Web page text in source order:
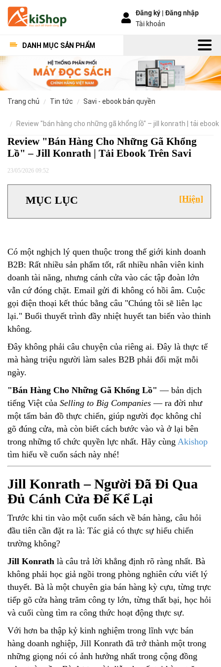
Đăng ký |Đăng nhập
Tài khoản
DANH MỤC SẢN PHẨM
trang chủ tin tức savi - ebook bản quyền
review "bán hàng cho những gã khổng lồ" – jill konrath | tải
Review "Bán Hàng Cho Những Gã Khổng
Lồ" – Jill Konrath | Tải Ebook Trên Savi
23/05/2026 09:52
[Hiện]
MỤC LỤC
Có một nghịch lý quen thuộc trong thế giới kinh doanh
B2B: Rất nhiều sản phẩm tốt, rất nhiều nhân viên kinh
doanh tài năng, nhưng cánh cửa vào các tập đoàn lớn
vẫn cứ đóng chặt. Email gửi đi không có hồi âm. Cuộc
gọi điện thoại kết thúc bằng câu "Chúng tôi sẽ liên lạc
lại." Buổi thuyết trình đầy nhiệt huyết tan biến vào thinh
không.
Đây không phải câu chuyện của riêng ai. Đây là thực tế
mà hàng triệu người làm sales B2B phải đối mặt mỗi
ngày.
"Bán Hàng Cho Những Gã Khổng Lồ" — bản dịch
tiếng Việt của Selling to Big Companies — ra đời như
một tấm bản đồ thực chiến, giúp người đọc không chỉ
gõ đúng cửa, mà còn biết cách bước vào và ở lại bên
trong những tổ chức quyền lực nhất. Hãy cùng Akishop
tìm hiểu về cuốn sách này nhé!
Jill Konrath – Người Đã Đi Qua
Đủ Cánh Cửa Để Kể Lại
Trước khi tin vào một cuốn sách về bán hàng, câu hỏi
đầu tiên cần đặt ra là: Tác giả có thực sự hiểu chiến
trường không?
Jill Konrath là câu trả lời khẳng định rõ ràng nhất. Bà
không phải học giả ngồi trong phòng nghiên cứu viết lý
thuyết. Bà là một chuyên gia bán hàng kỳ cựu, từng trực
tiếp gõ cửa hàng trăm công ty lớn, từng thất bại, học hỏi
và cuối cùng tìm ra công thức hoạt động thực sự.
Với hơn ba thập kỷ kinh nghiệm trong lĩnh vực bán
hàng doanh nghiệp, Jill Konrath đã trở thành một trong
những giọng nói có ảnh hưởng nhất trong cộng đồng